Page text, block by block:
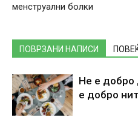
менструални болки
ПОВРЗАНИ НАПИСИ
Не е добро
е добро